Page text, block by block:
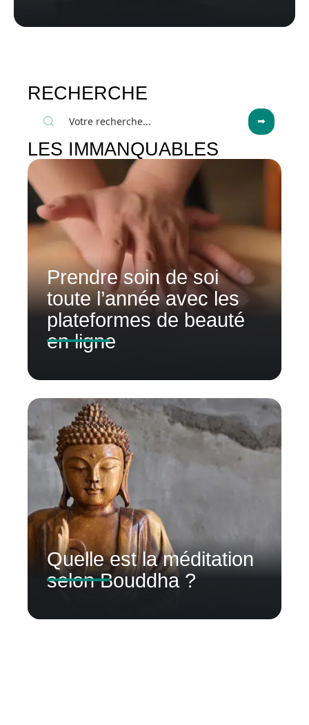
RECHERCHE
LES IMMANQUABLES
Prendre soin de soi
toute l’année avec les
plateformes de beauté
en ligne
Quelle est la méditation
selon Bouddha ?